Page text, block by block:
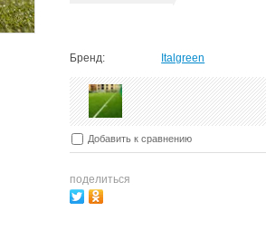
Бренд: Italgreen
Добавить к сравнению
поделиться